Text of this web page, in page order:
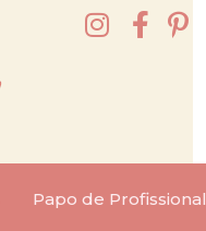
Papo de Profissional